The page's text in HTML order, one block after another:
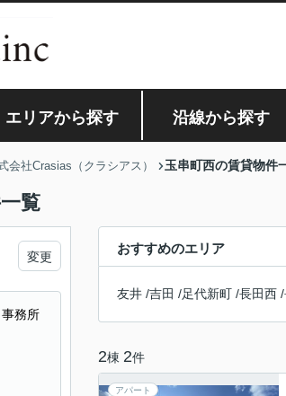
エリアから探す 沿線から探す
社Crasias（クラシアス） 玉串町西の賃貸物件
覧
おすすめのエリア
友井 /吉田 /足代新町 /長田西 /
2棟 2件
アパート
変更
事務所